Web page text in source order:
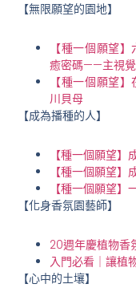
【無限願望的園地】
【種一個願望
癒密碼——主視
【種一個願望
川貝母
【成為播種的人】
【種一個願望
【種一個願望
【種一個願望】
【化身香氛園藝師】
20週年慶植物香
入門必看｜讓植
【心中的土壤】